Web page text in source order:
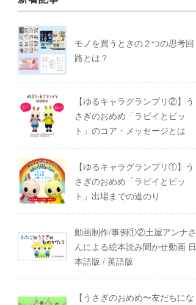
モノを買うときの２つの思考回
路とは？
【ゆるキャラグランプリ②】う
さぎのおめめ「ラビイとビッ
ト」のコア・メッセージとは
【ゆるキャラグランプリ①】う
さぎのおめめ「ラビイとビッ
ト」出場までの道のり
動画制作/事例①②土屋アンナさ
んによる絵本読み聞かせ動画 日
本語版 / 英語版
【うさぎのおめめ〜友だちにな